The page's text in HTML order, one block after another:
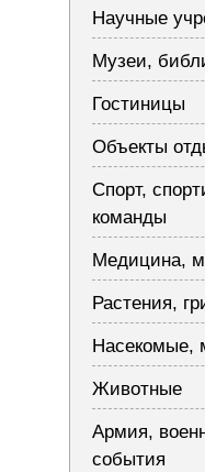
Научные
Музеи,
Гостиницы
Объекты
Спорт,
команды
Медицина,
Растения,
Насекомые,
Животные
Армия,
события